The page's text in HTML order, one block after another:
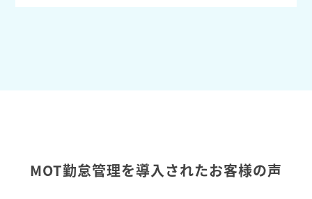
MOT勤怠管理を導入されたお客様の声